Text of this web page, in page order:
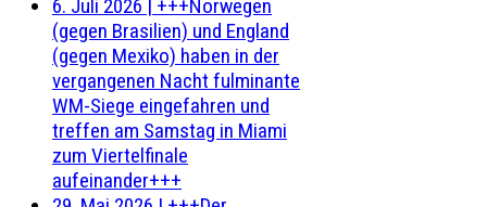
6. Juli 2026 | +++Norwegen
(gegen Brasilien) und England
(gegen Mexiko) haben in der
vergangenen Nacht fulminante
WM-Siege eingefahren und
treffen am Samstag in Miami
zum Viertelfinale
aufeinander+++